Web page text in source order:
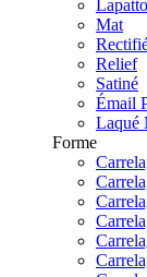
Lapatto
Mat
Relief
Satiné
Émail
Laqué
Forme